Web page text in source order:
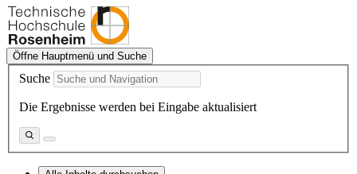
Öffne Hauptmenü und Suche
Suche
Die Ergebnisse werden bei Eingabe aktualisiert